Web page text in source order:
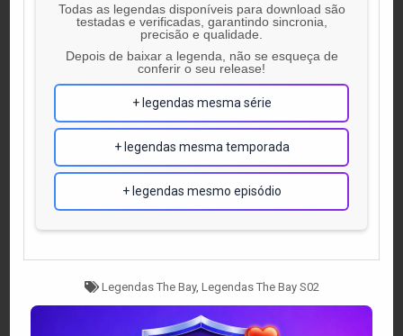
Todas as legendas disponíveis para download são
testadas e verificadas, garantindo sincronia,
precisão e qualidade.
Depois de baixar a legenda, não se esqueça de
conferir o seu release!
+ legendas mesma série
+ legendas mesma temporada
+ legendas mesmo episódio
Tagged
Legendas The Bay, Legendas The Bay S02